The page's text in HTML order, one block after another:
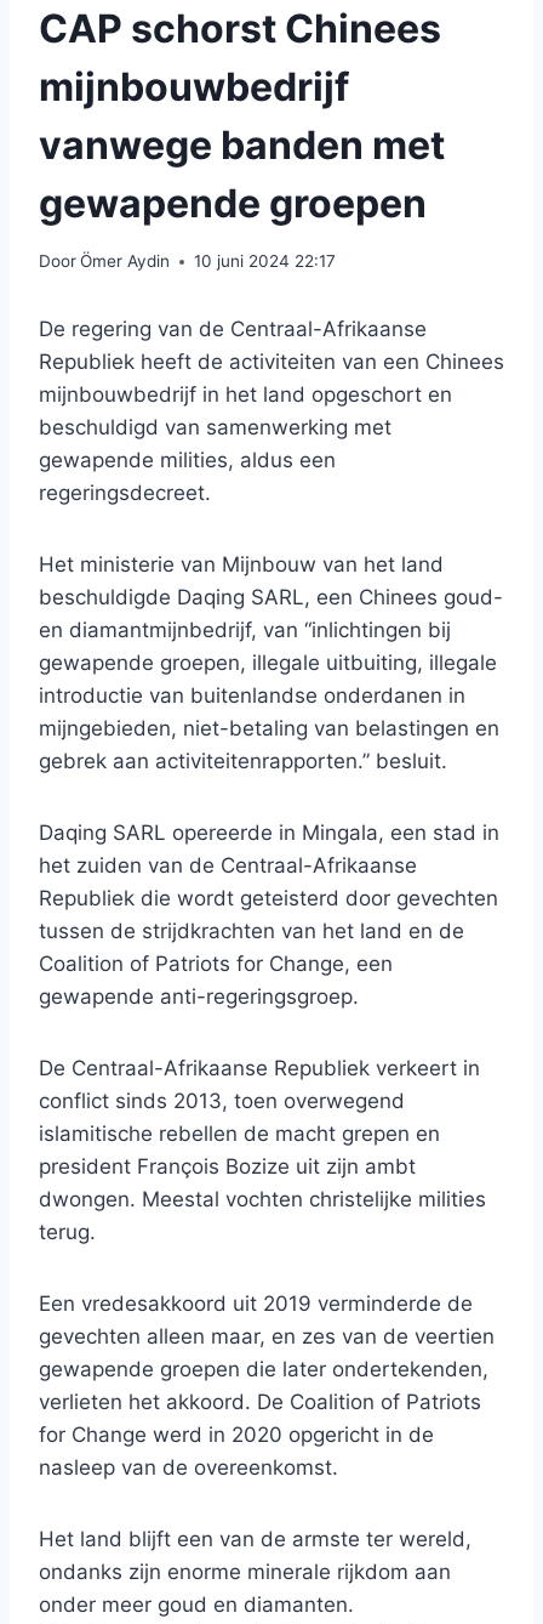
CAP schorst Chinees
mijnbouwbedrijf
vanwege banden met
gewapende groepen
DoorÖmer Aydin 10 juni 2024 22:17
De regering van de Centraal-Afrikaanse
Republiek heeft de activiteiten van een Chinees
mijnbouwbedrijf in het land opgeschort en
beschuldigd van samenwerking met
gewapende milities, aldus een
regeringsdecreet.
Het ministerie van Mijnbouw van het land
beschuldigde Daqing SARL, een Chinees goud-
en diamantmijnbedrijf, van “inlichtingen bij
gewapende groepen, illegale uitbuiting, illegale
introductie van buitenlandse onderdanen in
mijngebieden, niet-betaling van belastingen en
gebrek aan activiteitenrapporten.” besluit.
Daqing SARL opereerde in Mingala, een stad in
het zuiden van de Centraal-Afrikaanse
Republiek die wordt geteisterd door gevechten
tussen de strijdkrachten van het land en de
Coalition of Patriots for Change, een
gewapende anti-regeringsgroep.
De Centraal-Afrikaanse Republiek verkeert in
conflict sinds 2013, toen overwegend
islamitische rebellen de macht grepen en
president François Bozize uit zijn ambt
dwongen. Meestal vochten christelijke milities
terug.
Een vredesakkoord uit 2019 verminderde de
gevechten alleen maar, en zes van de veertien
gewapende groepen die later ondertekenden,
verlieten het akkoord. De Coalition of Patriots
for Change werd in 2020 opgericht in de
nasleep van de overeenkomst.
Het land blijft een van de armste ter wereld,
ondanks zijn enorme minerale rijkdom aan
onder meer goud en diamanten.